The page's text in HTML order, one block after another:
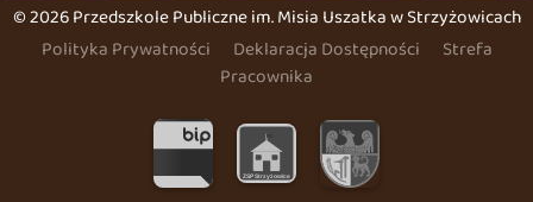
©2026 Przedszkole Publiczne im. Misia Uszatka w Strzyżowicach
Polityka Prywatności
Deklaracja Dostępności
Strefa
Pracownika